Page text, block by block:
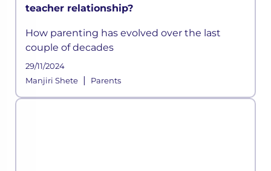
teacher relationship?
How parenting has evolved over the last
couple of decades
29/11/2024
Manjiri Shete| Parents